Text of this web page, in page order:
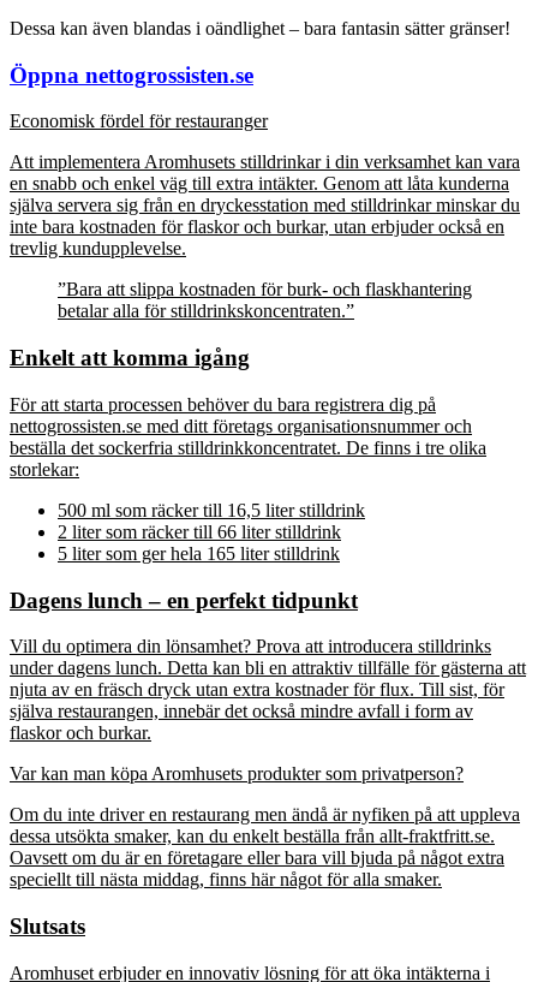
Dessa kan även blandas i oändlighet – bara fantasin sätter gränser!
Öppna nettogrossisten.se
Economisk fördel för restauranger
Att implementera Aromhusets stilldrinkar i din verksamhet kan vara
en snabb och enkel väg till extra intäkter. Genom att låta kunderna
själva servera sig från en dryckesstation med stilldrinkar minskar du
inte bara kostnaden för flaskor och burkar, utan erbjuder också en
trevlig kundupplevelse.
”Bara att slippa kostnaden för burk- och flaskhantering
betalar alla för stilldrinkskoncentraten.”
Enkelt att komma igång
För att starta processen behöver du bara registrera dig på
nettogrossisten.se med ditt företags organisationsnummer och
beställa det sockerfria stilldrinkkoncentratet. De finns i tre olika
storlekar:
500 ml som räcker till 16,5 liter stilldrink
2 liter som räcker till 66 liter stilldrink
5 liter som ger hela 165 liter stilldrink
Dagens lunch – en perfekt tidpunkt
Vill du optimera din lönsamhet? Prova att introducera stilldrinks
under dagens lunch. Detta kan bli en attraktiv tillfälle för gästerna att
njuta av en fräsch dryck utan extra kostnader för flux. Till sist, för
själva restaurangen, innebär det också mindre avfall i form av
flaskor och burkar.
Var kan man köpa Aromhusets produkter som privatperson?
Om du inte driver en restaurang men ändå är nyfiken på att uppleva
dessa utsökta smaker, kan du enkelt beställa från allt-fraktfritt.se.
Oavsett om du är en företagare eller bara vill bjuda på något extra
speciellt till nästa middag, finns här något för alla smaker.
Slutsats
Aromhuset erbjuder en innovativ lösning för att öka intäkterna i